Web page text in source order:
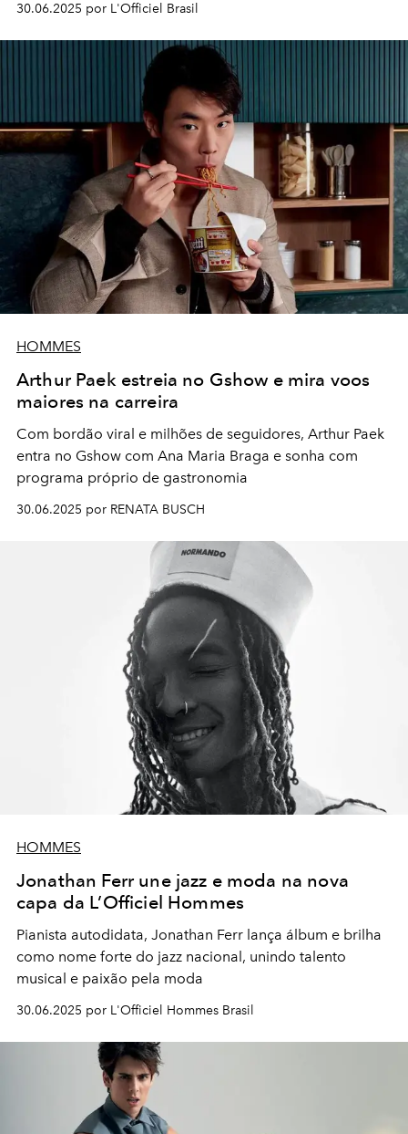
30.06.2025 por L'Officiel Brasil
HOMMES
Arthur Paek estreia no Gshow e mira voos
maiores na carreira
Com bordão viral e milhões de seguidores, Arthur Paek
entra no Gshow com Ana Maria Braga e sonha com
programa próprio de gastronomia
30.06.2025 por RENATA BUSCH
HOMMES
Jonathan Ferr une jazz e moda na nova
capa da L’Officiel Hommes
Pianista autodidata, Jonathan Ferr lança álbum e brilha
como nome forte do jazz nacional, unindo talento
musical e paixão pela moda
30.06.2025 por L'Officiel Hommes Brasil